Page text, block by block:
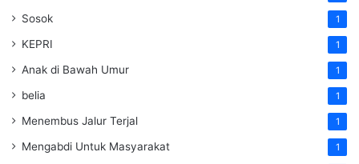
Sosok 1
KEPRI 1
Anak di Bawah Umur 1
belia 1
Menembus Jalur Terjal 1
Mengabdi Untuk Masyarakat 1